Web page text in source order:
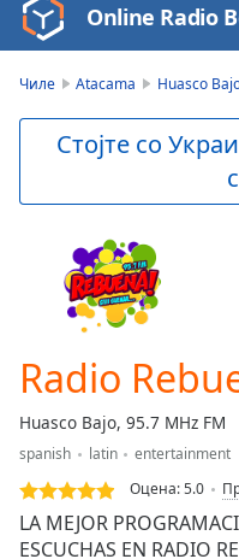
Video
Player
Skip
Current
Loaded:
0.00%
Stream
TypeLIVE
Seek to
Online Radio
Чиле Atacama Huasco
Стојте со
Radio
Huasco Bajo, 95.7 MHz FM
spanish latin
entertainment
Оцена:5.0
LA MEJOR
ESCUCHAS EN RADIO